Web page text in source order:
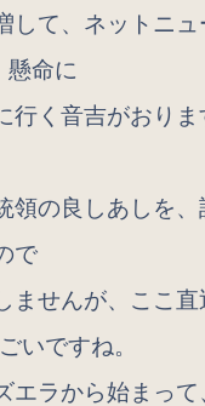
して、ネットニュ
懸命に
行く音吉がおりま
領の良しあしを
で
ませんが、ここ直
いですね。
エラから始まって